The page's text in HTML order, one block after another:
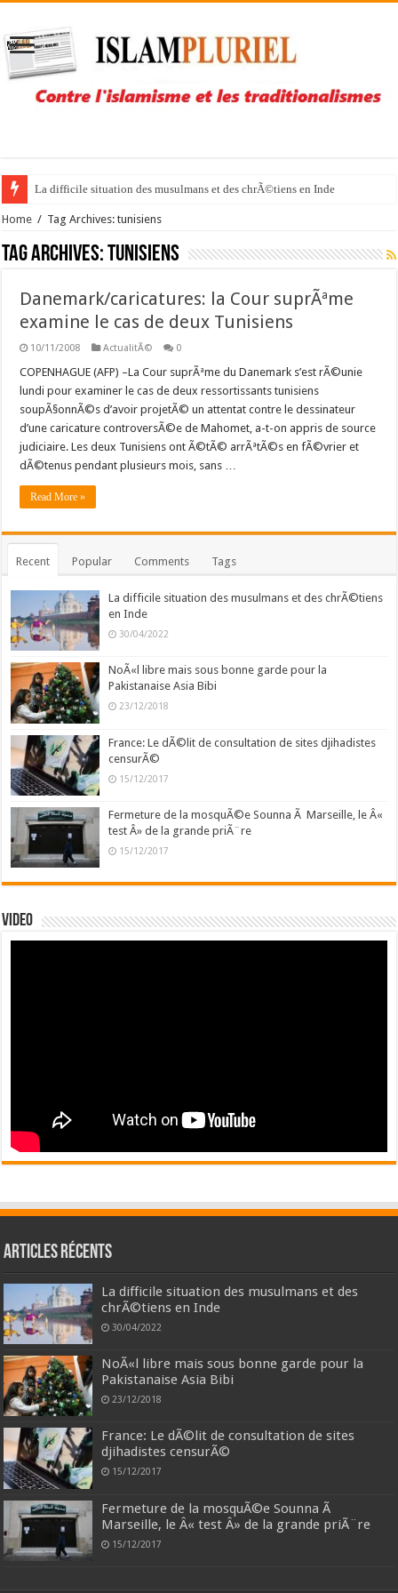
La difficile situation des musulmans et des chrÃ©tiens en Inde
Home / Tag Archives: tunisiens
Tag Archives:tunisiens
Danemark/caricatures: la Cour suprÃªme
examine le cas de deux Tunisiens
10/11/2008 ActualitÃ© 0
COPENHAGUE (AFP) –La Cour suprÃªme du Danemark s’est rÃ©unie
lundi pour examiner le cas de deux ressortissants tunisiens
soupÃ§onnÃ©s d’avoir projetÃ© un attentat contre le dessinateur
d’une caricature controversÃ©e de Mahomet, a-t-on appris de source
judiciaire. Les deux Tunisiens ont Ã©tÃ© arrÃªtÃ©s en fÃ©vrier et
dÃ©tenus pendant plusieurs mois, sans …
Read More »
Recent Popular Comments Tags
La difficile situation des musulmans et des chrÃ©tiens
en Inde
30/04/2022
NoÃ«l libre mais sous bonne garde pour la
Pakistanaise Asia Bibi
23/12/2018
France: Le dÃ©lit de consultation de sites djihadistes
censurÃ©
15/12/2017
Fermeture de la mosquÃ©e Sounna Ã Marseille, le Â«
test Â» de la grande priÃ¨re
15/12/2017
Video
Articles récents
La difficile situation des musulmans et des
chrÃ©tiens en Inde
30/04/2022
NoÃ«l libre mais sous bonne garde pour la
Pakistanaise Asia Bibi
23/12/2018
France: Le dÃ©lit de consultation de sites
djihadistes censurÃ©
15/12/2017
Fermeture de la mosquÃ©e Sounna Ã
Marseille, le Â« test Â» de la grande priÃ¨re
15/12/2017